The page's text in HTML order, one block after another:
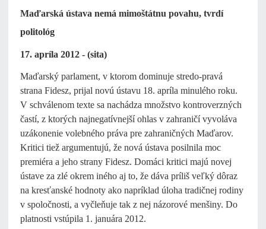
Maďarská ústava nemá mimoštátnu povahu, tvrdí
politológ
17. apríla 2012 - (sita)
Maďarský parlament, v ktorom dominuje stredo-pravá
strana Fidesz, prijal novú ústavu 18. apríla minulého roku.
V schválenom texte sa nachádza množstvo kontroverzných
častí, z ktorých najnegatívnejší ohlas v zahraničí vyvoláva
uzákonenie volebného práva pre zahraničných Maďarov.
Kritici tiež argumentujú, že nová ústava posilnila moc
premiéra a jeho strany Fidesz. Domáci kritici majú novej
ústave za zlé okrem iného aj to, že dáva príliš veľký dôraz
na kresťanské hodnoty ako napríklad úloha tradičnej rodiny
v spoločnosti, a vyčleňuje tak z nej názorové menšiny. Do
platnosti vstúpila 1. januára 2012.